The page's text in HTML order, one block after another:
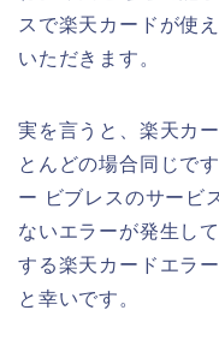
スで楽天カードが使
いただきます。
実を言うと、楽天カ
とんどの場合同じで
ー ビブレスのサービ
ないエラーが発生し
する楽天カードエラ
と幸いです。